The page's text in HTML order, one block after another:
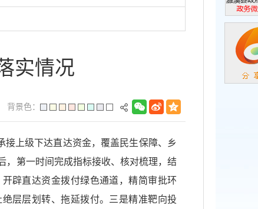
实情况
背景色：
上级下达直达资金，覆盖民生保障、乡
，第一时间完成指标接收、核对梳理，结
辟直达资金拨付绿色通道，精简审批环
层层划转、拖延拨付。三是精准靶向投
濉溪县政
政务微信